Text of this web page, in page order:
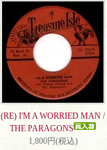
(RE) I'M A WORRIED MAN /
THE PARAGONS
1,800円(税込)